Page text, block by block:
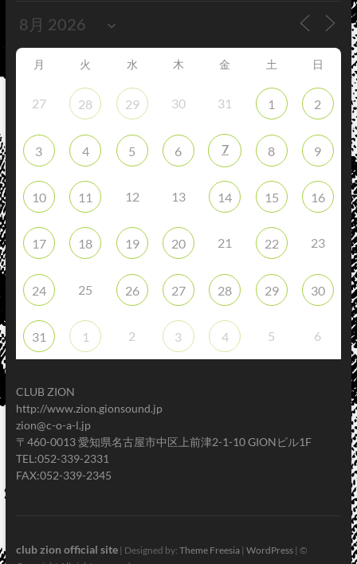
月 火 水 木 金 土 日
27 28 29 30 31 1 2
3 4 5 6 7 8 9
10 11 12 13 14 15 16
17 18 19 20 21 22 23
24 25 26 27 28 29 30
31 1 2 3 4 5 6
CLUB ZION
http://www.zion.gionsound.jp
zion@c-o-a-l.jp
〒460-0013 愛知県名古屋市中区上前津2-1-10 GIONビル1F
TEL:052-339-2331
FAX:052-339-2345
club zion official site| Designed by: Theme Freesia| WordPress| ©